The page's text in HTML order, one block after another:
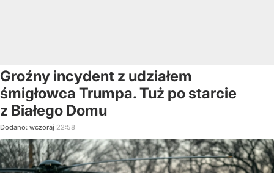
Groźny incydent z udziałem
śmigłowca Trumpa. Tuż po starcie
z Białego Domu
Dodano: wczoraj 22:58